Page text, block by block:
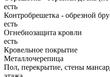
есть
Контробрешетка - обрезной
есть
Огнебиозащита кровли
есть
Кровельное покрытие
Металлочерепица
Пол, перекрытие, стены